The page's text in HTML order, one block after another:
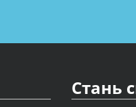
Стань